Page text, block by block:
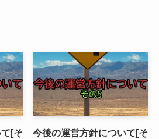
[そ
今後の運営方針について[そ